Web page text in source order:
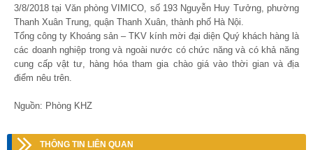
3/8/2018 tại Văn phòng VIMICO, số 193 Nguyễn Huy Tưởng, phường
Thanh Xuân Trung, quận Thanh Xuân, thành phố Hà Nội.
Tổng công ty Khoáng sản – TKV kính mời đại diện Quý khách hàng là
các doanh nghiệp trong và ngoài nước có chức năng và có khả năng
cung cấp vật tư, hàng hóa tham gia chào giá vào thời gian và địa
điểm nêu trên.
Nguồn: Phòng KHZ
THÔNG TIN LIÊN QUAN